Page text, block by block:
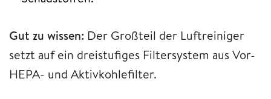
Gut zu wissen: Der Großteil der Luftreiniger
setzt auf ein dreistufiges Filtersystem aus Vor-
HEPA- und Aktivkohlefilter.